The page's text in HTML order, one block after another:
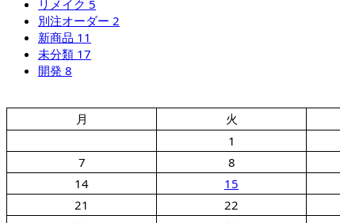
リメイク 5
別注オーダー 2
新商品 11
未分類 17
開発 8
月
火
1
7
8
14
15
21
22